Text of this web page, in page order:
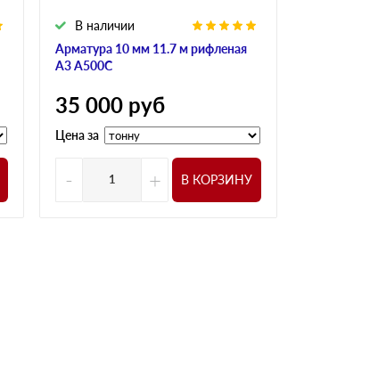
Арматура 10 мм 11.7 м рифленая
А3 А500С
В наличии
35 000 руб
Цена за
- + В КОРЗИНУ